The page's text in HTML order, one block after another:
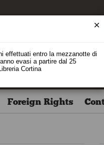
Foreign Rights
effettuati entro la mezzanotte di
evasi a partire dal 25
Cortina